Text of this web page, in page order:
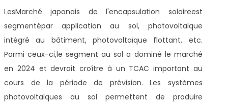
LesMarché japonais de l'encapsulation solaireest
segmentépar application au sol, photovoltaïque
intégré au bâtiment, photovoltaïque flottant, etc.
Parmi ceux-ci,le segment au sol a dominé le marché
en 2024 et devrait croître à un TCAC important au
cours de la période de prévision. Les systèmes
photovoltaïques au sol permettent de produire